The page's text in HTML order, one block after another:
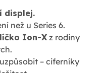
displej.
než u Series 6.
Ion-X z rodiny
– ciferníky